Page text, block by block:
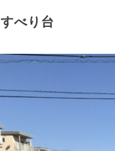
すべり台